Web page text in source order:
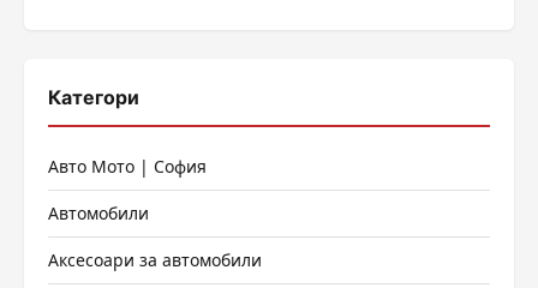
Категори
Авто Мото | София
Автомобили
Аксесоари за автомобили